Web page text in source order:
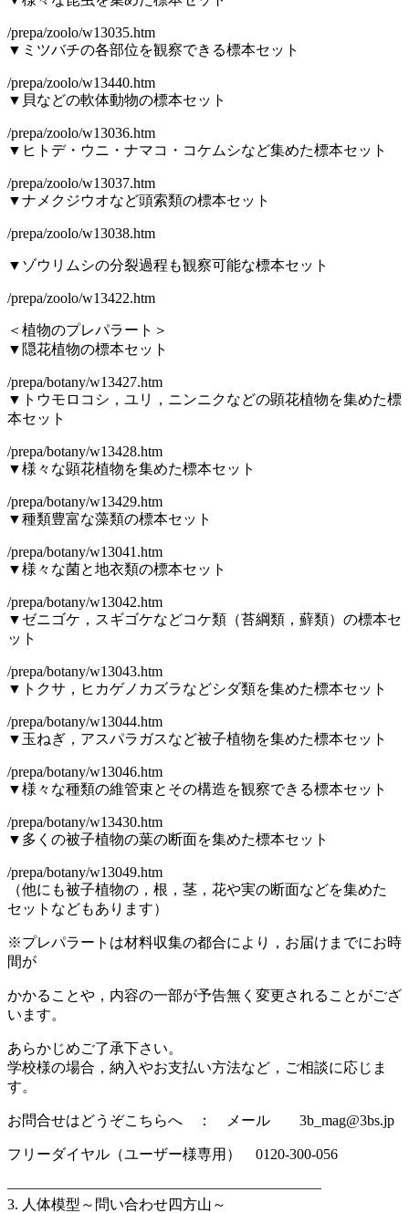
/prepa/zoolo/w13035.htm
▼ミツバチの各部位を観察できる標本セット
/prepa/zoolo/w13440.htm
▼貝などの軟体動物の標本セット
/prepa/zoolo/w13036.htm
▼ヒトデ・ウニ・ナマコ・コケムシなど集めた標本セット
/prepa/zoolo/w13037.htm
▼ナメクジウオなど頭索類の標本セット
/prepa/zoolo/w13038.htm
▼ゾウリムシの分裂過程も観察可能な標本セット
/prepa/zoolo/w13422.htm
＜植物のプレパラート＞
▼隠花植物の標本セット
/prepa/botany/w13427.htm
▼トウモロコシ，ユリ，ニンニクなどの顕花植物を集めた標
本セット
/prepa/botany/w13428.htm
▼様々な顕花植物を集めた標本セット
/prepa/botany/w13429.htm
▼種類豊富な藻類の標本セット
/prepa/botany/w13041.htm
▼様々な菌と地衣類の標本セット
/prepa/botany/w13042.htm
▼ゼニゴケ，スギゴケなどコケ類（苔綱類，蘚類）の標本セ
ット
/prepa/botany/w13043.htm
▼トクサ，ヒカゲノカズラなどシダ類を集めた標本セット
/prepa/botany/w13044.htm
▼玉ねぎ，アスパラガスなど被子植物を集めた標本セット
/prepa/botany/w13046.htm
▼様々な種類の維管束とその構造を観察できる標本セット
/prepa/botany/w13430.htm
▼多くの被子植物の葉の断面を集めた標本セット
/prepa/botany/w13049.htm
（他にも被子植物の，根，茎，花や実の断面などを集めた
セットなどもあります）
※プレパラートは材料収集の都合により，お届けまでにお時
間が
かかることや，内容の一部が予告無く変更されることがござ
います。
あらかじめご了承下さい。
学校様の場合，納入やお支払い方法など，ご相談に応じま
す。
お問合せはどうぞこちらへ ： メール 3b_mag@3bs.jp
フリーダイヤル（ユーザー様専用） 0120-300-056
—————————————————————–
3. 人体模型～問い合わせ四方山～